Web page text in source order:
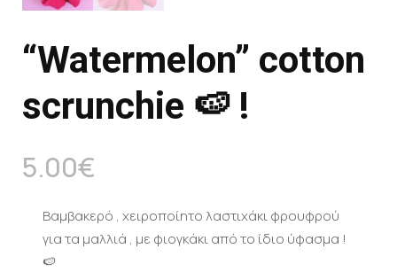
“Watermelon” cotton
scrunchie 🍉 !
5.00€
Βαμβακερό , χειροποίητο λαστιχάκι φρουφρού
για τα μαλλιά , με φιογκάκι από το ίδιο ύφασμα !
🍉